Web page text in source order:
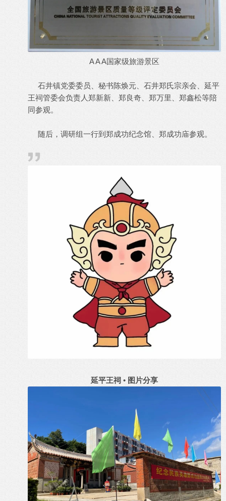
A A A国家级旅游景区
石井镇党委委员、秘书陈焕元、石井郑氏宗亲会、延平
王祠管委会负责人郑新新、郑良奇、郑万里、郑鑫松等陪
同参观。
随后，调研组一行到郑成功纪念馆、郑成功庙参观。
延平王祠 • 图片分享